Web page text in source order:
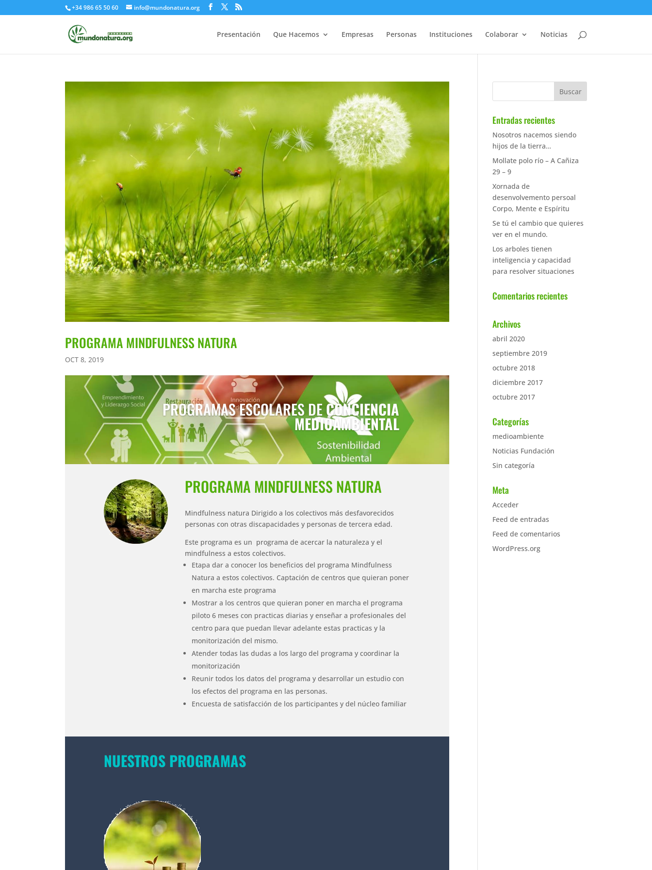
+34 986 65 50 60 info@mundonatura.org
Presentación Que Hacemos Empresas Personas Instituciones Colaborar Noticias
PROGRAMA MINDFULNESS NATURA
OCT 8, 2019
PROGRAMAS ESCOLARES DECONCIENCIA
MEDIOAMBIENTAL
PROGRAMA MINDFULNESS NATURA
Mindfulness natura Dirigido a los colectivos más desfavorecidos
personas con otras discapacidades y personas de tercera edad.
Este programa es un programa de acercar la naturaleza y el
mindfulness a estos colectivos.
Etapa dar a conocer los beneficios del programa Mindfulness
Natura a estos colectivos. Captación de centros que quieran poner
en marcha este programa
Mostrar a los centros que quieran poner en marcha el programa
piloto 6 meses con practicas diarias y enseñar a profesionales del
centro para que puedan llevar adelante estas practicas y la
monitorización del mismo.
Atender todas las dudas a los largo del programa y coordinar la
monitorización
Reunir todos los datos del programa y desarrollar un estudio con
los efectos del programa en las personas.
Encuesta de satisfacción de los participantes y del núcleo familiar
NUESTROS PROGRAMAS
Entradas recientes
Nosotros nacemos siendo
hijos de la tierra…
Mollate polo río – A Cañiza
29 – 9
Xornada de
desenvolvemento persoal
Corpo, Mente e Espíritu
Se tú el cambio que quieres
ver en el mundo.
Los arboles tienen
inteligencia y capacidad
para resolver situaciones
Comentarios recientes
Archivos
abril 2020
septiembre 2019
octubre 2018
diciembre 2017
octubre 2017
Categorías
medioambiente
Noticias Fundación
Sin categoría
Meta
Acceder
Feed de entradas
Feed de comentarios
WordPress.org